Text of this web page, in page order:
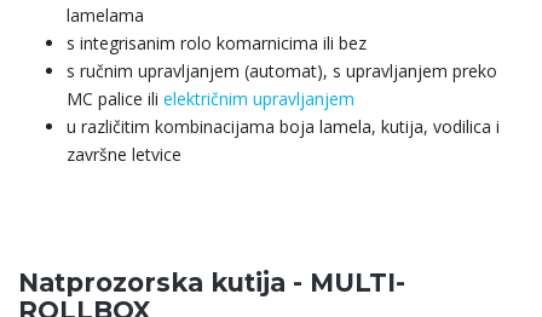
lamelama
s integrisanim rolo komarnicima ili bez
s ručnim upravljanjem (automat), s upravljanjem preko
MC palice ili električnim upravljanjem
u različitim kombinacijama boja lamela, kutija, vodilica i
završne letvice
Natprozorska kutija - MULTI-
ROLLBOX